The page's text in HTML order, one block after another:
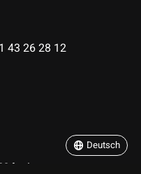
43 26 28 12
feed
Deutsch